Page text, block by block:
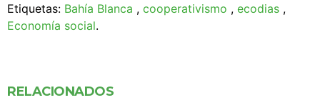
Etiquetas: Bahía Blanca , cooperativismo , ecodias ,
Economía social.
RELACIONADOS